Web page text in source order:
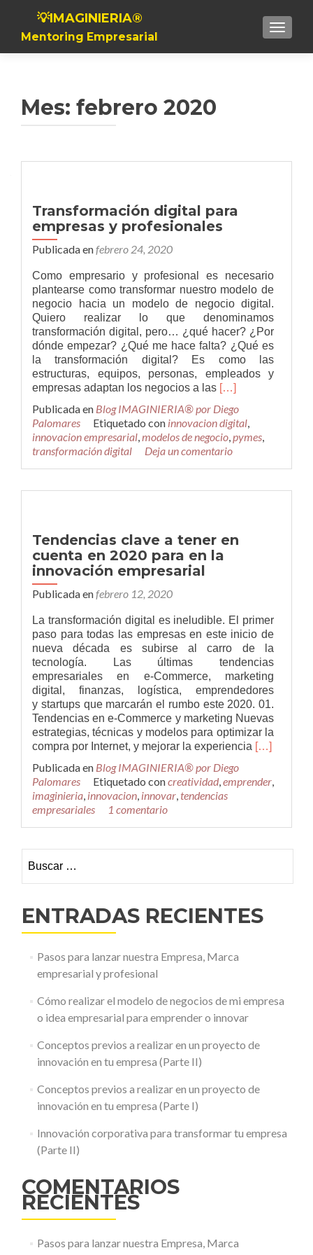
Toggle
💡IMAGINIERIA®
Mentoring Empresarial
Mes: febrero 2020
Transformación digital para
empresas y profesionales
Publicada enfebrero 24, 2020
Como empresario y profesional es necesario
plantearse como transformar nuestro modelo de
negocio hacia un modelo de negocio digital.
Quiero realizar lo que denominamos
transformación digital, pero… ¿qué hacer? ¿Por
dónde empezar? ¿Qué me hace falta? ¿Qué es
la transformación digital? Es como las
estructuras, equipos, personas, empleados y
empresas adaptan los negocios a las Leer
digital
para
empresas
y
profesionales
[…]
Publicada en Blog IMAGINIERIA® por Diego
Palomares
Etiquetado con innovacion digital,
innovacion empresarial,modelos de negocio,pymes,
transformación digital
Deja un comentario
Tendencias clave a tener en
cuenta en 2020 para en la
innovación empresarial
Publicada enfebrero 12, 2020
La transformación digital es ineludible. El primer
paso para todas las empresas en este inicio de
nueva década es subirse al carro de la
tecnología. Las últimas tendencias
empresariales en e-Commerce, marketing
digital, finanzas, logística, emprendedores
y startups que marcarán el rumbo este 2020. 01.
Tendencias en e-Commerce y marketing Nuevas
estrategias, técnicas y modelos para optimizar la
compra por Internet, y mejorar la experiencia Leer
a
cuenta
en
innovación
[…]
Publicada en Blog IMAGINIERIA® por Diego
Palomares
Etiquetado concreatividad,emprender,
imaginieria, innovacion, innovar, tendencias
empresariales
1 comentario
ENTRADAS RECIENTES
Pasos para lanzar nuestra Empresa, Marca
empresarial y profesional
Cómo realizar el modelo de negocios de mi empresa
o idea empresarial para emprender o innovar
Conceptos previos a realizar en un proyecto de
innovación en tu empresa (Parte II)
Conceptos previos a realizar en un proyecto de
innovación en tu empresa (Parte I)
Innovación corporativa para transformar tu empresa
(Parte II)
COMENTARIOS
RECIENTES
Pasos para lanzar nuestra Empresa, Marca